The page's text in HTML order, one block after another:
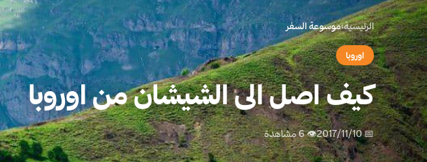
الرئيسية›موسوعة السفر
اوروبا
كيف اصل الى الشيشان من اوروبا
📅 2017/11/10 👁 6 مشاهدة